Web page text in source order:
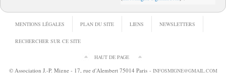
MENTIONS LÉGALES PLAN DU SITE LIENS NEWSLETTERS
RECHERCHER SUR CE SITE
HAUT DE PAGE
© Association J.-P. Migne - 17, rue d'Alembert 75014 Paris - INFOSMIGNE@GMAIL.COM